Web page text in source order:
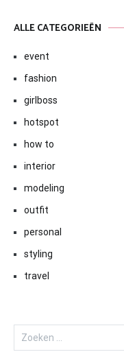
ALLE CATEGORIEËN
event
fashion
girlboss
hotspot
how to
interior
modeling
outfit
personal
styling
travel
Zoeken
naar: